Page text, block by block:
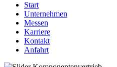
Start
Unternehmen
Messen
Karriere
Kontakt
Anfahrt